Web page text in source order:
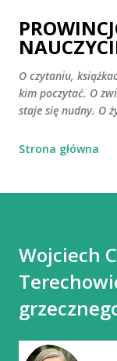
O czytaniu,
kim poczytać. O
staje się nudny. O
Strona główna
Wojciech